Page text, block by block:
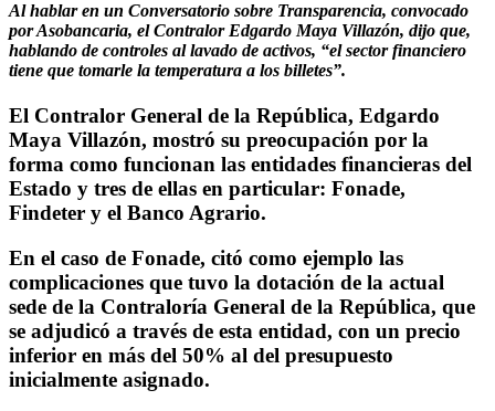
Al hablar en un Conversatorio sobre Transparencia, convocado
por Asobancaria, el Contralor Edgardo Maya Villazón, dijo que,
hablando de controles al lavado de activos, “el sector financiero
tiene que tomarle la temperatura a los billetes”.
El Contralor General de la República, Edgardo
Maya Villazón, mostró su preocupación por la
forma como funcionan las entidades financieras del
Estado y tres de ellas en particular: Fonade,
Findeter y el Banco Agrario.
En el caso de Fonade, citó como ejemplo las
complicaciones que tuvo la dotación de la actual
sede de la Contraloría General de la República, que
se adjudicó a través de esta entidad, con un precio
inferior en más del 50% al del presupuesto
inicialmente asignado.